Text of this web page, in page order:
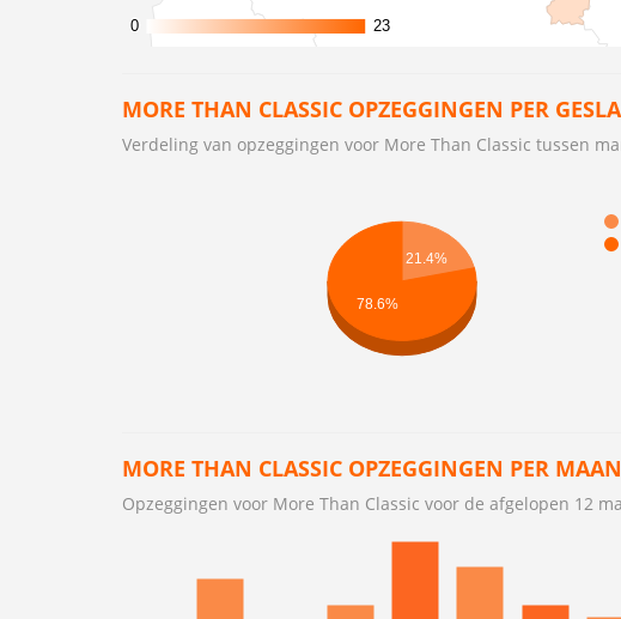
0
0 23
23
MORE THAN CLASSIC OPZEGGINGEN PER
Verdeling van opzeggingen voor More Than Classic tussen
21.4%
78.6%
MORE THAN CLASSIC OPZEGGINGEN PER
Opzeggingen voor More Than Classic voor de afgelopen 12